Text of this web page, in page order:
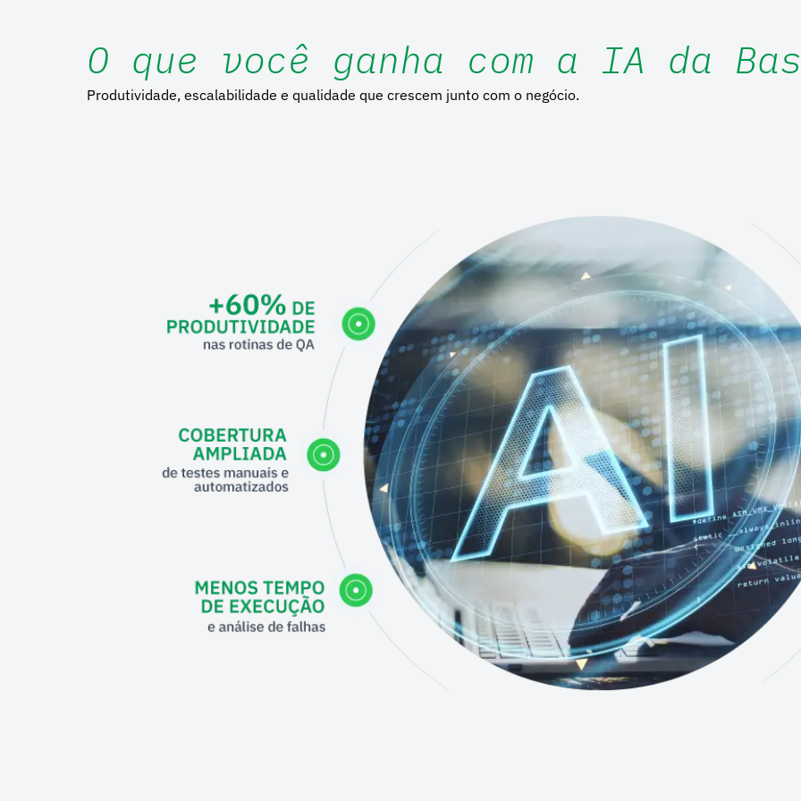
O que você ganha com a IA da
Produtividade, escalabilidade e qualidade que crescem junto com o negócio.